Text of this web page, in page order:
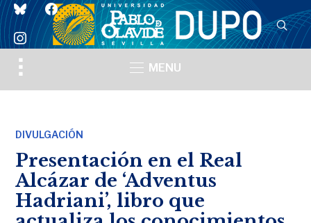
blueskyfacebook
instagram
Toggle
sidebar
MENU
DIVULGACIÓN
Presentación en el Real
Alcázar de ‘Adventus
Hadriani’, libro que